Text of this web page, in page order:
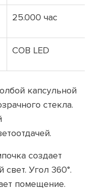
25.000 час
COB LED
капсульной
стекла.
создает
Угол 360°.
помещение.